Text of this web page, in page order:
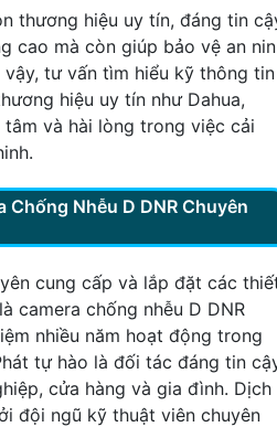
thương hiệu uy tín, đáng tin
cao mà còn giúp bảo vệ an
tư vấn tìm hiểu kỹ thông tin
hiệu uy tín như Dahua,
tâm và hài lòng trong việc cải
Chống Nhễu D DNR Chuyên
cung cấp và lắp đặt các
camera chống nhễu D DNR
nhiều năm hoạt động trong
tự hào là đối tác đáng tin
cửa hàng và gia đình. Dịch
đội ngũ kỹ thuật viên chuyên